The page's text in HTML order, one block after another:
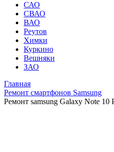
САО
СВАО
ВАО
Реутов
Химки
Куркино
Вешняки
ЗАО
Главная
Ремонт смартфонов Samsung
Ремонт samsung Galaxy Note 10